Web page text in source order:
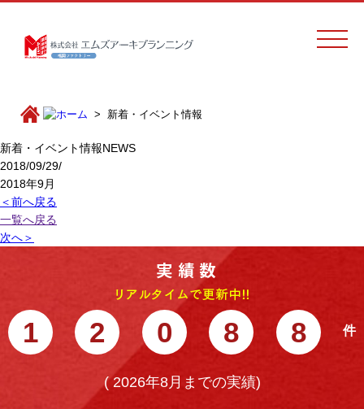
新着・イベント情報
新着・イベント情報NEWS
2018/09/29/
2018年9月
＜前へ戻る
一覧へ戻る
次へ＞
1 2 0 8 8
(2026年8月までの実績)